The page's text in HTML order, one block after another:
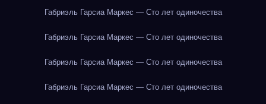
Габриэль Гарсиа Маркес — Сто лет одиночества
Габриэль Гарсиа Маркес — Сто лет одиночества
Габриэль Гарсиа Маркес — Сто лет одиночества
Габриэль Гарсиа Маркес — Сто лет одиночества